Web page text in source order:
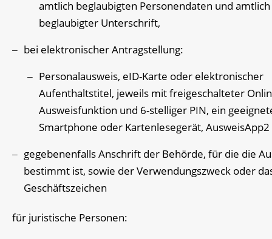
amtlich beglaubigten Personendaten und amtlich
beglaubigter Unterschrift,
bei elektronischer Antragstellung:
Personalausweis, eID-Karte oder elektronischer
Aufenthaltstitel, jeweils mit freigeschalteter
Ausweisfunktion und 6-stelliger PIN, ein
Smartphone oder Kartenlesegerät, AusweisApp2
gegebenenfalls Anschrift der Behörde, für die die
bestimmt ist, sowie der Verwendungszweck oder
Geschäftszeichen
für juristische Personen: